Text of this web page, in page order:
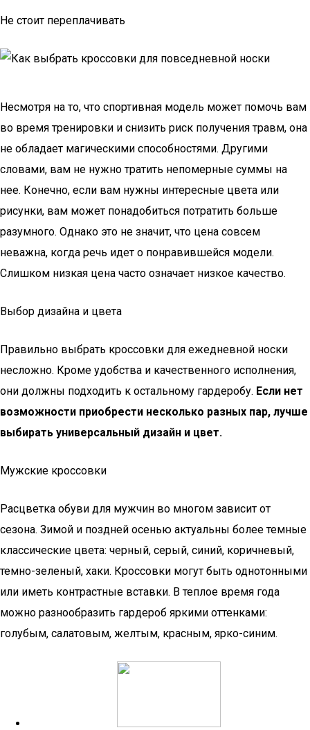
Не стоит переплачивать
Несмотря на то, что спортивная модель может помочь вам
во время тренировки и снизить риск получения травм, она
не обладает магическими способностями. Другими
словами, вам не нужно тратить непомерные суммы на
нее. Конечно, если вам нужны интересные цвета или
рисунки, вам может понадобиться потратить больше
разумного. Однако это не значит, что цена совсем
неважна, когда речь идет о понравившейся модели.
Слишком низкая цена часто означает низкое качество.
Выбор дизайна и цвета
Правильно выбрать кроссовки для ежедневной носки
несложно. Кроме удобства и качественного исполнения,
они должны подходить к остальному гардеробу. Если нет
возможности приобрести несколько разных пар, лучше
выбирать универсальный дизайн и цвет.
Мужские кроссовки
Расцветка обуви для мужчин во многом зависит от
сезона. Зимой и поздней осенью актуальны более темные
классические цвета: черный, серый, синий, коричневый,
темно-зеленый, хаки. Кроссовки могут быть однотонными
или иметь контрастные вставки. В теплое время года
можно разнообразить гардероб яркими оттенками:
голубым, салатовым, желтым, красным, ярко-синим.